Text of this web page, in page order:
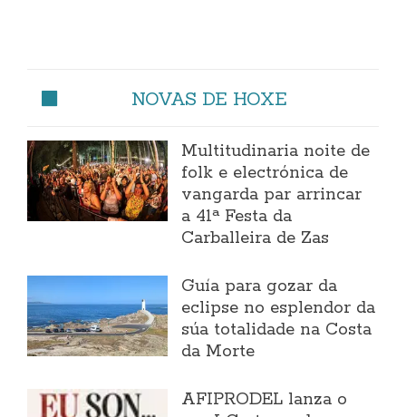
NOVAS DE HOXE
Multitudinaria noite de
folk e electrónica de
vangarda par arrincar
a 41ª Festa da
Carballeira de Zas
Guía para gozar da
eclipse no esplendor da
súa totalidade na Costa
da Morte
AFIPRODEL lanza o